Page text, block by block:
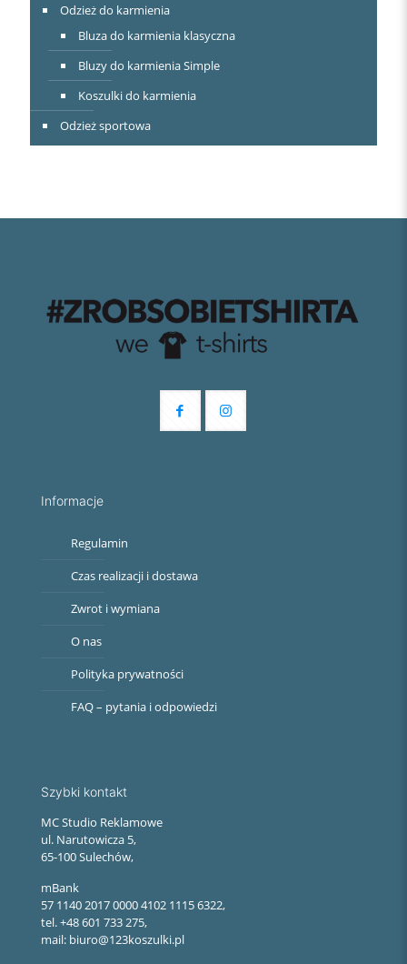
Odzież do karmienia
Bluza do karmienia klasyczna
Bluzy do karmienia Simple
Koszulki do karmienia
Odzież sportowa
Informacje
Regulamin
Czas realizacji i dostawa
Zwrot i wymiana
O nas
Polityka prywatności
FAQ – pytania i odpowiedzi
Szybki kontakt
MC Studio Reklamowe
ul. Narutowicza 5,
65-100 Sulechów,
mBank
57 1140 2017 0000 4102 1115 6322,
tel. +48 601 733 275,
mail: biuro@123koszulki.pl